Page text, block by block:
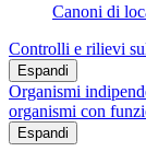
Canoni di
Controlli e rilievi
Espandi
Organismi
organismi con
Espandi